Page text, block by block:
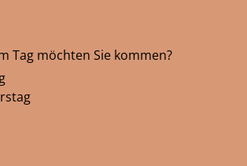
Tag möchten Sie kommen?